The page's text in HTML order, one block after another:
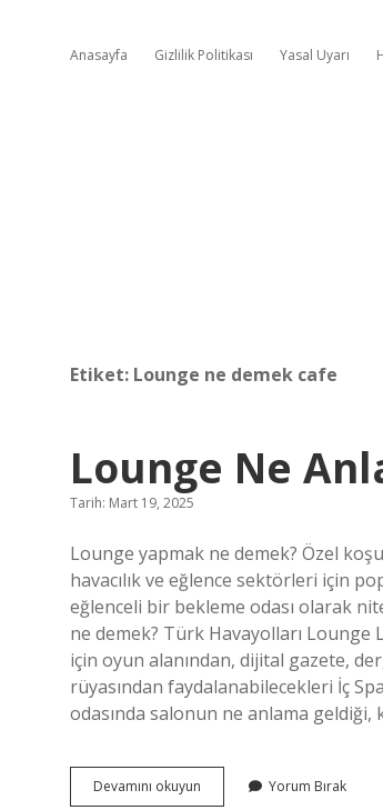
Anasayfa Gizlilik Politikası Yasal Uyarı
Etiket: Lounge ne demek cafe
Lounge Ne
Tarih: Mart 19, 2025
Lounge yapmak ne demek? Özel
havacılık ve eğlence sektörleri için
eğlenceli bir bekleme odası olarak
ne demek? Türk Havayolları Lounge
için oyun alanından, dijital gazete,
rüyasından faydalanabilecekleri İç
odasında salonun ne anlama
Devamını okuyun
Ne
Yorum Bırak